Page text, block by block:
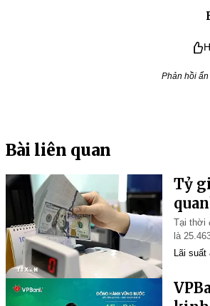
Phản hồi
Bài liên quan
Tỷ
Tại thời
là
Lãi suất